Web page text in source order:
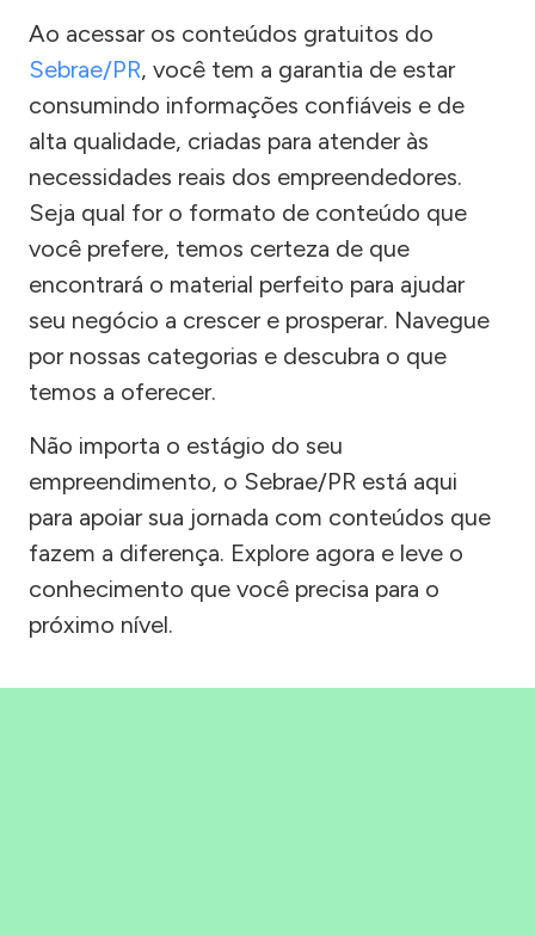
Ao acessar os conteúdos gratuitos do
Sebrae/PR, você tem a garantia de estar
consumindo informações confiáveis e de
alta qualidade, criadas para atender às
necessidades reais dos empreendedores.
Seja qual for o formato de conteúdo que
você prefere, temos certeza de que
encontrará o material perfeito para ajudar
seu negócio a crescer e prosperar. Navegue
por nossas categorias e descubra o que
temos a oferecer.
Não importa o estágio do seu
empreendimento, o Sebrae/PR está aqui
para apoiar sua jornada com conteúdos que
fazem a diferença. Explore agora e leve o
conhecimento que você precisa para o
próximo nível.